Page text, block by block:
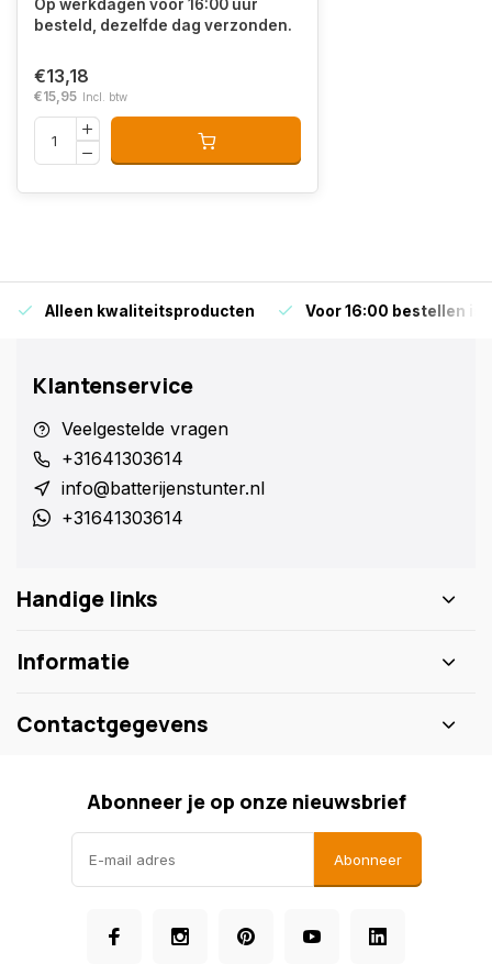
Op werkdagen voor 16:00 uur
besteld, dezelfde dag verzonden.
€13,18
€15,95 Incl. btw
Alleen kwaliteitsproducten Voor 16:00 bestellen is
Klantenservice
Veelgestelde vragen
+31641303614
info@batterijenstunter.nl
+31641303614
Handige links
Informatie
Contactgegevens
Abonneer je op onze nieuwsbrief
Abonneer